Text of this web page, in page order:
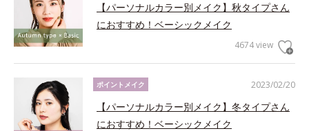
【パーソナルカラー別メイク】秋タイプさん
におすすめ！ベーシックメイク
4674 view
2023/02/20
ポイントメイク
【パーソナルカラー別メイク】冬タイプさん
におすすめ！ベーシックメイク